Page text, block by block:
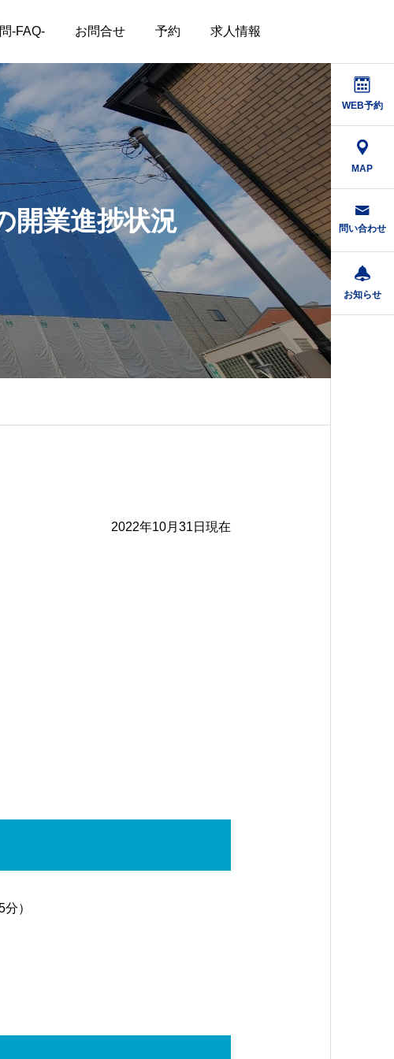
-FAQ- お問合せ 予約 求人情報
WEB予約
MAP
問い合わせ
お知らせ
開業進捗状況
2022年10月31日現在
）